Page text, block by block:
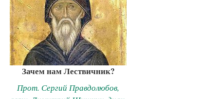
Зачем нам Лествичник?
Прот. Сергий Правдолюбов,